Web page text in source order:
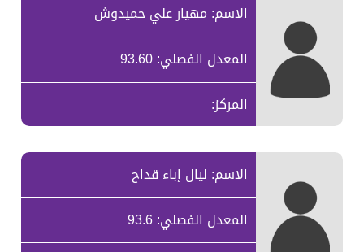
الاسم: مهيار علي حميدوش
المعدل الفصلي: 93.60
المركز:
الاسم: ليال إباء قداح
المعدل الفصلي: 93.6